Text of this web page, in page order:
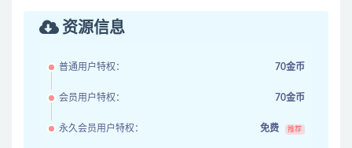
资源信息
普通用户特权： 70金币
会员用户特权： 70金币
永久会员用户特权： 免费 推荐